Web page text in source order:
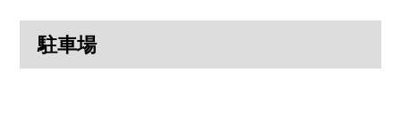
駐車場